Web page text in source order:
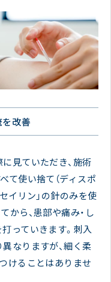
を改善
見ていただき、施術
て使い捨て（ディスポ
イリン」の針のみを使
から、患部や痛み・し
っていきます。刺入
なりますが、細く柔
けることはありませ